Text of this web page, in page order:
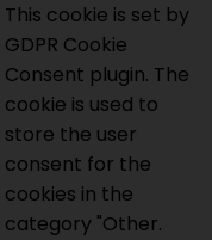
This cookie is set by
GDPR Cookie
Consent plugin. The
cookie is used to
store the user
consent for the
cookies in the
category "Other.